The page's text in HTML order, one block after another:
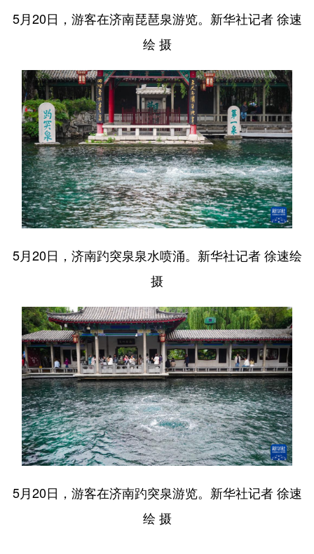
5月20日，游客在济南琵琶泉游览。新华社记者 徐速
绘 摄
5月20日，济南趵突泉泉水喷涌。新华社记者 徐速绘
摄
5月20日，游客在济南趵突泉游览。新华社记者 徐速
绘 摄